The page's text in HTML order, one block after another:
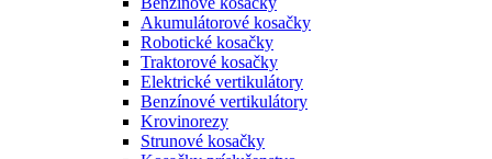
Akumulátorové kosačky
Robotické kosačky
Traktorové kosačky
Elektrické vertikulátory
Benzínové vertikulátory
Krovinorezy
Strunové kosačky